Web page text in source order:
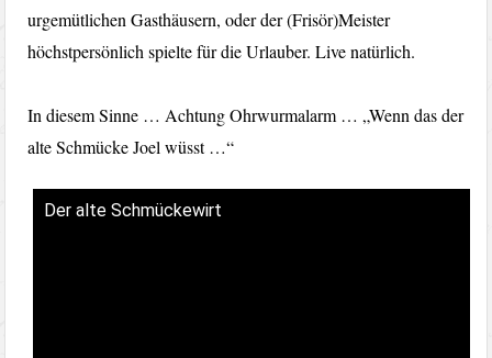
urgemütlichen Gasthäusern, oder der (Frisör)Meister
höchstpersönlich spielte für die Urlauber. Live natürlich.
In diesem Sinne … Achtung Ohrwurmalarm … „Wenn das der
alte Schmücke Joel wüsst …“
Der alte Schmückewirt